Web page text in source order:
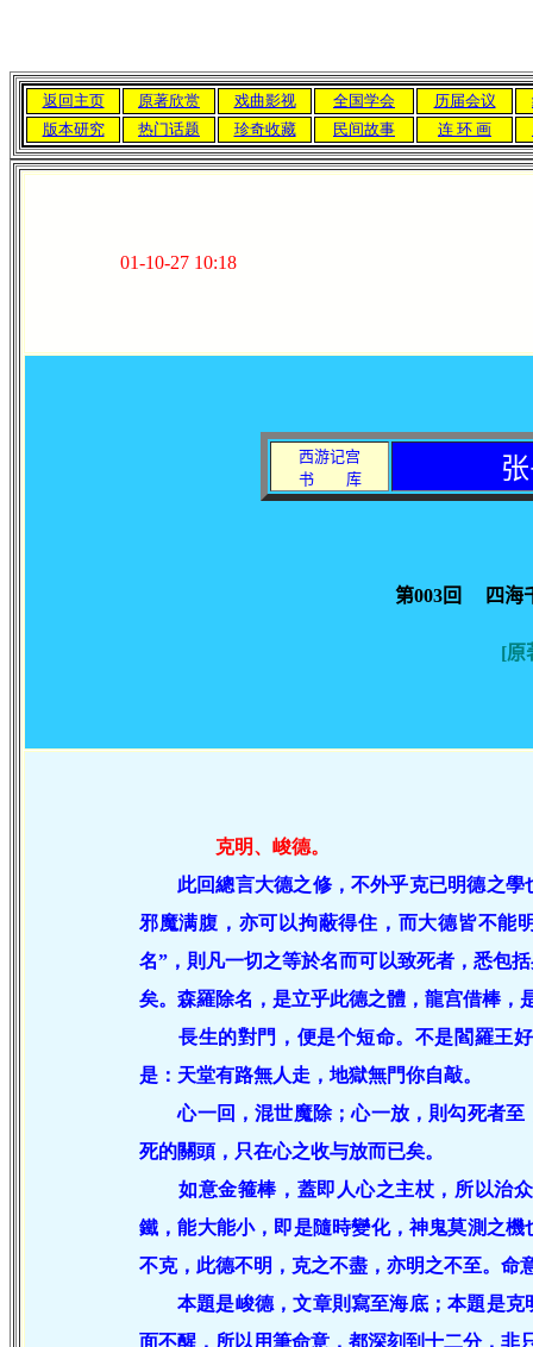
返回主页 原著欣赏 戏曲影视 全国学会 历届会议
版本研究
热门话题 珍奇收藏 民间故事 连 环 画
01-10-27 10:18
西游记宫
书
库
第003回 四海
[原
克明、峻德。
此回總言大德之修，不外乎克已明德之
邪魔满腹，亦可以拘蔽得住，而大德皆不能
名”，則凡一切之等於名而可以致死者，悉包
矣。森羅除名，是立乎此德之體，龍宫借棒，
長生的對門，便是个短命。不是閻羅王好
是：天堂有路無人走，地獄無門你自敲。
心一回，混世魔除；心一放，則勾死者至
死的關頭，只在心之收与放而已矣。
如意金箍棒，蓋即人心之主杖，所以治众
鐵，能大能小，即是隨時變化，神鬼莫測之
不克，此德不明，克之不盡，亦明之不至。命
本題是峻德，文章則寫至海底；本題是
面不醒，所以用筆命意，都深刻到十二分，非